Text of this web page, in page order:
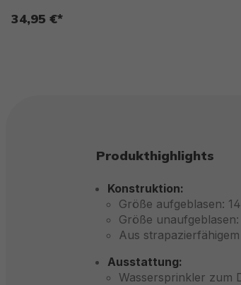
34,95 €*
Produkthighlights
Konstruktion:
Größe aufgeblasen:
Größe
Aus strapazierfähigem
Ausstattung:
Wassersprinkler zum